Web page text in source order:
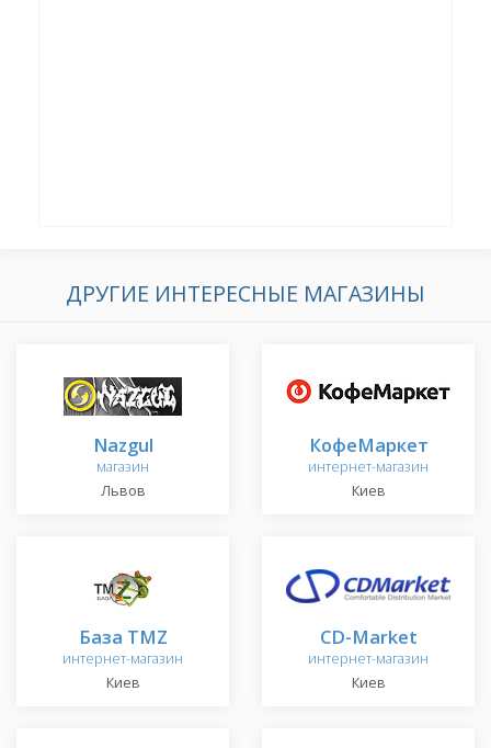
ДРУГИЕ ИНТЕРЕСНЫЕ МАГАЗИНЫ
Nazgul
магазин
Львов
КофеМаркет
интернет-магазин
Киев
База TMZ
интернет-магазин
Киев
CD-Market
интернет-магазин
Киев